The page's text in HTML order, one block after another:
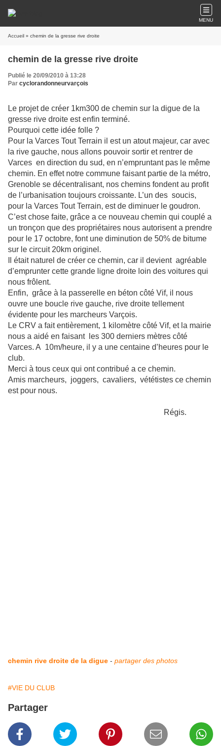
MENU
Accueil » chemin de la gresse rive droite
chemin de la gresse rive droite
Publié le 20/09/2010 à 13:28
Par cyclorandonneurvarçois
Le projet de créer 1km300 de chemin sur la digue de la
gresse rive droite est enfin terminé.
Pourquoi cette idée folle ?
Pour la Varces Tout Terrain il est un atout majeur, car avec
la rive gauche, nous allons pouvoir sortir et rentrer de
Varces en direction du sud, en n’empruntant pas le même
chemin. En effet notre commune faisant partie de la métro,
Grenoble se décentralisant, nos chemins fondent au profit
de l’urbanisation toujours croissante. L’un des soucis,
pour la Varces Tout Terrain, est de diminuer le goudron.
C’est chose faite, grâce a ce nouveau chemin qui couplé a
un tronçon que des propriétaires nous autorisent a prendre
pour le 17 octobre, font une diminution de 50% de bitume
sur le circuit 20km originel.
Il était naturel de créer ce chemin, car il devient agréable
d’emprunter cette grande ligne droite loin des voitures qui
nous frôlent.
Enfin, grâce à la passerelle en béton côté Vif, il nous
ouvre une boucle rive gauche, rive droite tellement
évidente pour les marcheurs Varçois.
Le CRV a fait entièrement, 1 kilomètre côté Vif, et la mairie
nous a aidé en faisant les 300 derniers mètres côté
Varces. A 10m/heure, il y a une centaine d’heures pour le
club.
Merci à tous ceux qui ont contribué a ce chemin.
Amis marcheurs, joggers, cavaliers, vététistes ce chemin
est pour nous.
Régis.
chemin rive droite de la digue - partager des photos
#VIE DU CLUB
Partager